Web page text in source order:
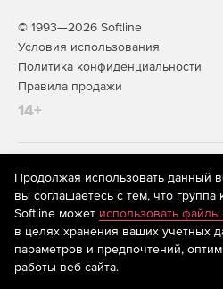
© 1993—2026 Softline
Условия использования
Политика конфиденциальности
Правила продажи
14+
На информационном ресурсе
рекомендательные технологии
предоставления информации на
систематизации и анализа
предпочтениям пользователей
находящихся на территории
Продолжая использовать данный
вы соглашаетесь с тем, что группа
Softline может использовать файлы
в целях хранения ваших учетных
параметров и предпочтений,
работы веб-сайта.